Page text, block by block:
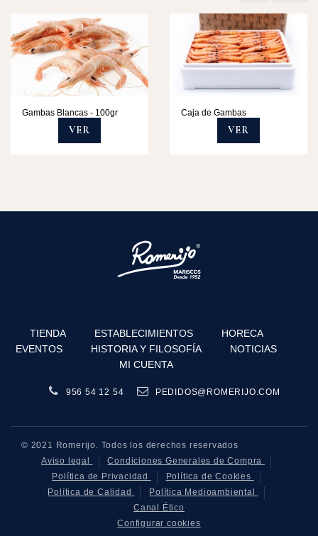
Gambas Blancas - 100gr
VER
Caja de Gambas
VER
TIENDA ESTABLECIMIENTOS
HORECA
EVENTOS
HISTORIA Y FILOSOFÍA
NOTICIAS
MI CUENTA
956 54 12 54 PEDIDOS@ROMERIJO.COM
© 2021 Romerijo. Todos los derechos reservados
Aviso legal
Condiciones Generales de Compra
Política de Privacidad
Política de Cookies
Política de Calidad
Política Medioambiental
Canal Ético
Configurar cookies